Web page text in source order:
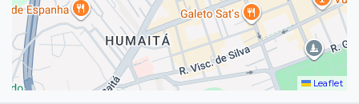
Leaflet